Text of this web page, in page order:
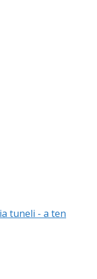
tuneli - a ten